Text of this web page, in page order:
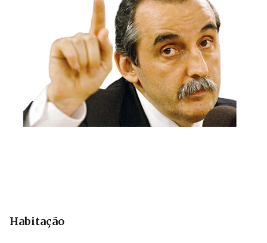
Habitação